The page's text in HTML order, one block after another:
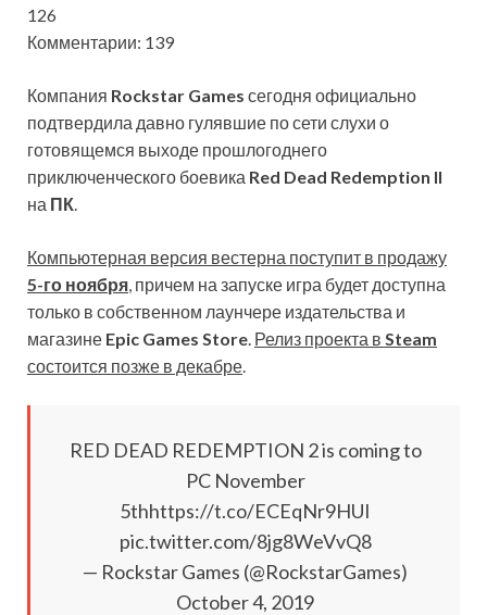
126
Комментарии: 139
Компания Rockstar Games сегодня официально
подтвердила давно гулявшие по сети слухи о
готовящемся выходе прошлогоднего
приключенческого боевика Red Dead Redemption II
на ПК
Компьютерная версия вестерна поступит в продажу
5-го ноября , причем на запуске игра будет доступна
только в собственном лаунчере издательства и
магазине Epic Games Store Релиз проекта в Steam
состоится позже в декабре
RED DEAD REDEMPTION 2 is coming to
PC November
5thhttps://t.co/ECEqNr9HUI
pic.twitter.com/8jg8WeVvQ8
— Rockstar Games (@RockstarGames)
October 4, 2019